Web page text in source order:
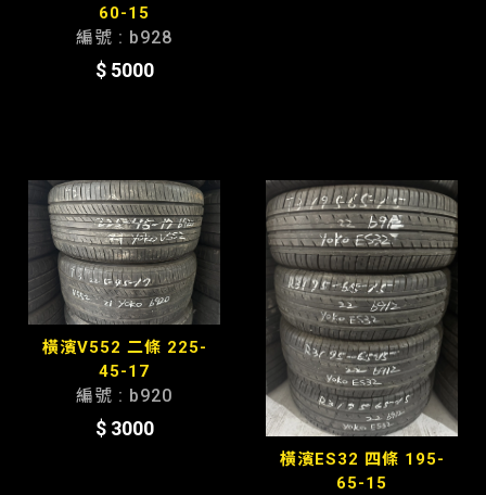
60-15
編號 : b928
$ 5000
橫濱V552 二條 225-
45-17
編號 : b920
$ 3000
橫濱ES32 四條 195-
65-15